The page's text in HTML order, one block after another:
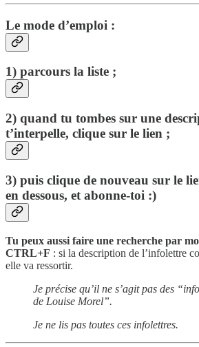
Le mode d’emploi :
1) parcours la liste ;
2) quand tu tombes sur une
t’interpelle, clique sur le lien ;
3) puis clique de nouveau sur le
en dessous, et abonne-toi :)
Tu peux aussi faire une recherche par
CTRL+F : si la description de l’infolettre
elle va ressortir.
Je précise qu’il ne s’agit pas des
de Louise Morel”.
Je ne lis pas toutes ces infolettres.